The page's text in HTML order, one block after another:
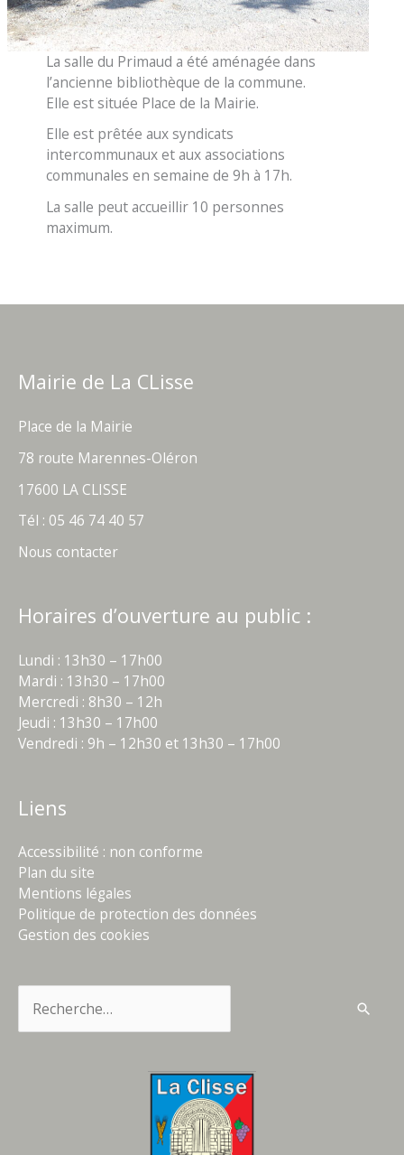
La salle du Primaud a été aménagée dans
l’ancienne bibliothèque de la commune.
Elle est située Place de la Mairie.
Elle est prêtée aux syndicats
intercommunaux et aux associations
communales en semaine de 9h à 17h.
La salle peut accueillir 10 personnes
maximum.
Mairie de La CLisse
Place de la Mairie
78 route Marennes-Oléron
17600 LA CLISSE
Tél : 05 46 74 40 57
Nous contacter
Horaires d’ouverture au public :
Lundi : 13h30 – 17h00
Mardi : 13h30 – 17h00
Mercredi : 8h30 – 12h
Jeudi : 13h30 – 17h00
Vendredi : 9h – 12h30 et 13h30 – 17h00
Liens
Accessibilité : non conforme
Plan du site
Mentions légales
Politique de protection des données
Gestion des cookies